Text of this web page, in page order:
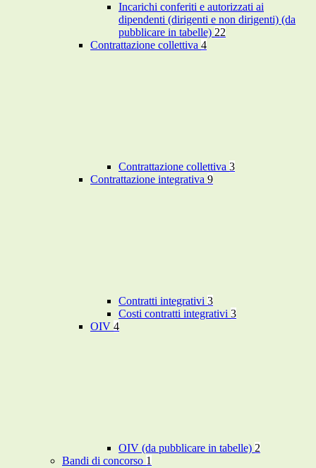
Incarichi conferiti e autorizzati ai
dipendenti (dirigenti e non dirigenti) (da
pubblicare in tabelle) 22
Contrattazione collettiva 4
Contrattazione collettiva 3
Contrattazione integrativa 9
Contratti integrativi 3
Costi contratti integrativi 3
OIV 4
OIV (da pubblicare in tabelle) 2
Bandi di concorso 1